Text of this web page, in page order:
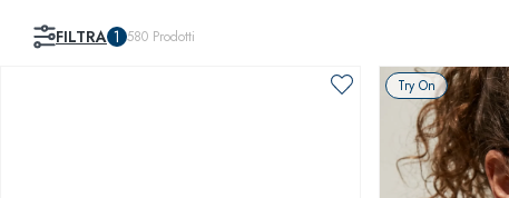
FILTRA 1 580 Prodotti
Try On